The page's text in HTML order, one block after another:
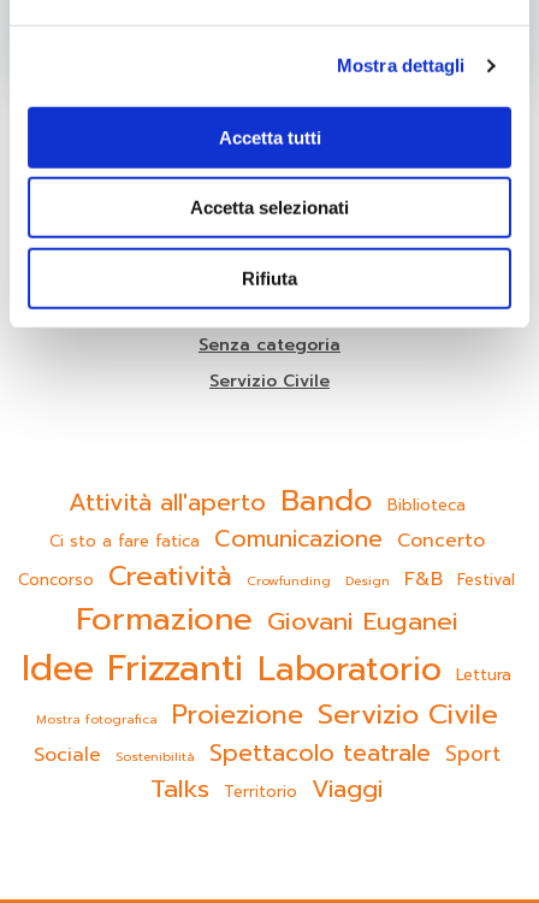
Mostra dettagli
Accetta tutti
Accetta selezionati
Rifiuta
Post
navigation
Post
Categorie
Piano Giovani
Progetti Locali
Senza categoria
Servizio Civile
Attività all'aperto Bando
Biblioteca
Ci sto a fare fatica
Comunicazione Concerto
Concorso Creatività Crowfunding Design F&B Festival
Formazione Giovani Euganei
Idee Frizzanti Laboratorio Lettura
Mostra fotografica Proiezione Servizio Civile
Sociale Sostenibilità Spettacolo teatrale Sport
Talks Territorio Viaggi